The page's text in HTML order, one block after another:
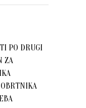
PO DRUGI
ZA